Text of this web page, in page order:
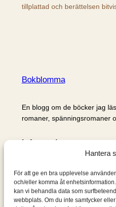
Hantera
För att ge en bra upplevelse
och/eller komma åt
kan vi behandla data som
webbplats. Om du inte samtycker
tillplattad och berättelsen
Bokblomma
En blogg om de böcker jag
romaner, spänningsromaner
Information
Om mig & om bloggen
S
ö